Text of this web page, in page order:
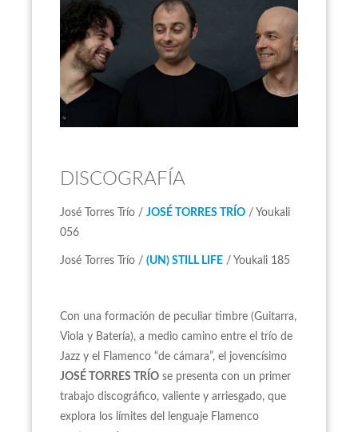
DISCOGRAFÍA
José Torres Trío / JOSÉ TORRES TRÍO / Youkali
056
José Torres Trío / (UN) STILL LIFE / Youkali 185
Con una formación de peculiar timbre (Guitarra,
Viola y Batería), a medio camino entre el trío de
Jazz y el Flamenco “de cámara”, el jovencísimo
JOSÉ TORRES TRÍO se presenta con un primer
trabajo discográfico, valiente y arriesgado, que
explora los límites del lenguaje Flamenco